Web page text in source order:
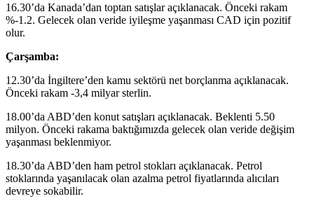
16.30’da Kanada’dan toptan satışlar açıklanacak. Önceki rakam
%-1.2. Gelecek olan veride iyileşme yaşanması CAD için pozitif
olur.
Çarşamba:
12.30’da İngiltere’den kamu sektörü net borçlanma açıklanacak.
Önceki rakam -3,4 milyar sterlin.
18.00’da ABD’den konut satışları açıklanacak. Beklenti 5.50
milyon. Önceki rakama baktığımızda gelecek olan veride değişim
yaşanması beklenmiyor.
18.30’da ABD’den ham petrol stokları açıklanacak. Petrol
stoklarında yaşanılacak olan azalma petrol fiyatlarında alıcıları
devreye sokabilir.